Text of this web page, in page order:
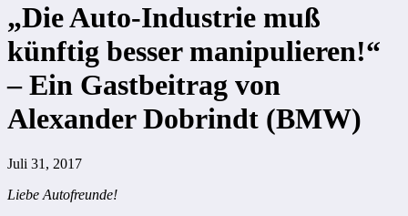
„Die Auto-Industrie muß
künftig besser manipulieren!“
– Ein Gastbeitrag von
Alexander Dobrindt (BMW)
Juli 31, 2017
Liebe Autofreunde!